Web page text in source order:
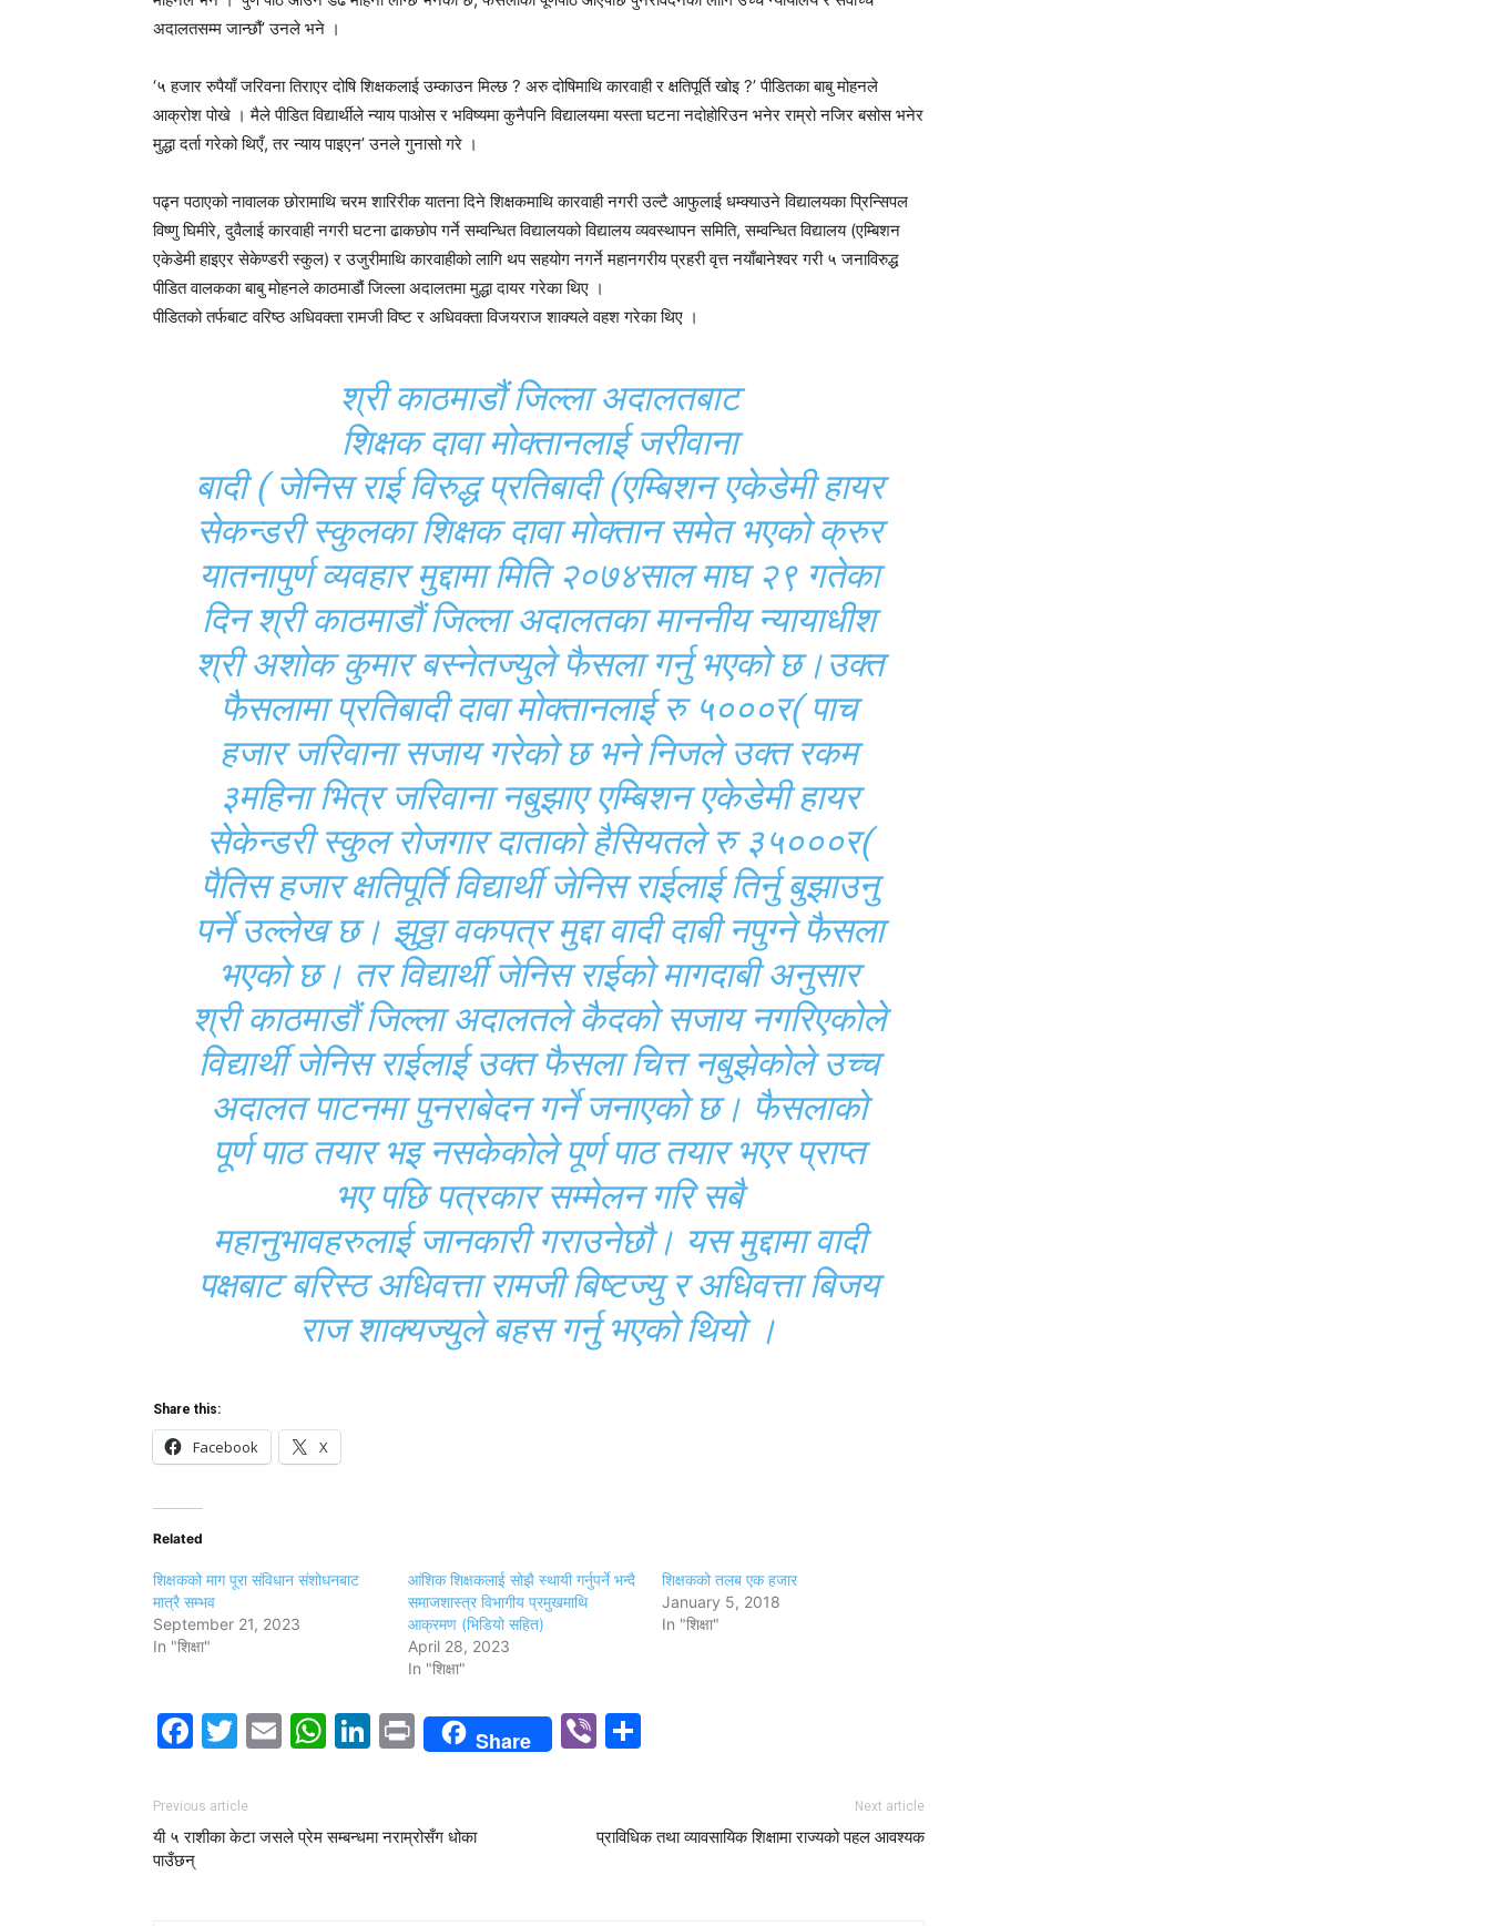
अदालतसम्म जान्छौं’ उनले भने ।
‘५ हजार रुपैयाँ जरिवना तिराएर दोषि शिक्षकलाई उम्काउन मिल्छ ? अरु दोषिमाथि कारवाही र क्षतिपूर्ति खोइ ?’ पीडितका बाबु मोहनले
आक्रोश पोखे । मैले पीडित विद्यार्थीले न्याय पाओस र भविष्यमा कुनैपनि विद्यालयमा यस्ता घटना नदोहोरिउन भनेर राम्रो नजिर बसोस भनेर
मुद्धा दर्ता गरेको थिएँ, तर न्याय पाइएन’ उनले गुनासो गरे ।
पढ्न पठाएको नावालक छोरामाथि चरम शारिरीक यातना दिने शिक्षकमाथि कारवाही नगरी उल्टै आफुलाई धम्क्याउने विद्यालयका प्रिन्सिपल
विष्णु घिमीरे, दुवैलाई कारवाही नगरी घटना ढाकछोप गर्ने सम्वन्धित विद्यालयको विद्यालय व्यवस्थापन समिति, सम्वन्धित विद्यालय (एम्बिशन
एकेडेमी हाइएर सेकेण्डरी स्कुल) र उजुरीमाथि कारवाहीको लागि थप सहयोग नगर्ने महानगरीय प्रहरी वृत्त नयाँबानेश्वर गरी ५ जनाविरुद्ध
पीडित वालकका बाबु मोहनले काठमाडौं जिल्ला अदालतमा मुद्धा दायर गरेका थिए ।
पीडितको तर्फबाट वरिष्ठ अधिवक्ता रामजी विष्ट र अधिवक्ता विजयराज शाक्यले वहश गरेका थिए ।
श्री काठमाडौं जिल्ला अदालतबाट
शिक्षक दावा मोक्तानलाई जरीवाना
बादी ( जेनिस राई विरुद्ध प्रतिबादी (एम्बिशन एकेडेमी हायर
सेकन्डरी स्कुलका शिक्षक दावा मोक्तान समेत भएको क्रुर
यातनापुर्ण व्यवहार मुद्दामा मिति २०७४साल माघ २९ गतेका
दिन श्री काठमाडौं जिल्ला अदालतका माननीय न्यायाधीश
श्री अशोक कुमार बस्नेतज्युले फैसला गर्नु भएको छ।उक्त
फैसलामा प्रतिबादी दावा मोक्तानलाई रु ५०००र( पाच
हजार जरिवाना सजाय गरेको छ भने निजले उक्त रकम
३महिना भित्र जरिवाना नबुझाए एम्बिशन एकेडेमी हायर
सेकेन्डरी स्कुल रोजगार दाताको हैसियतले रु ३५०००र(
पैतिस हजार क्षतिपूर्ति विद्यार्थी जेनिस राईलाई तिर्नु बुझाउनु
पर्ने उल्लेख छ। झुठ्ठा वकपत्र मुद्दा वादी दाबी नपुग्ने फैसला
भएको छ। तर विद्यार्थी जेनिस राईको मागदाबी अनुसार
श्री काठमाडौं जिल्ला अदालतले कैदको सजाय नगरिएकोले
विद्यार्थी जेनिस राईलाई उक्त फैसला चित्त नबुझेकोले उच्च
अदालत पाटनमा पुनराबेदन गर्ने जनाएको छ। फैसलाको
पूर्ण पाठ तयार भइ नसकेकोले पूर्ण पाठ तयार भएर प्राप्त
भए पछि पत्रकार सम्मेलन गरि सबै
महानुभावहरुलाई जानकारी गराउनेछौ। यस मुद्दामा वादी
पक्षबाट बरिस्ठ अधिवत्ता रामजी बिष्टज्यु र अधिवत्ता बिजय
राज शाक्यज्युले बहस गर्नु भएको थियो ।
Share this:
Facebook X
Related
शिक्षकको माग पूरा संविधान संशोधनबाट
मात्रै सम्भव
September 21, 2023
In "शिक्षा"
आंशिक शिक्षकलाई सोझै स्थायी गर्नुपर्ने भन्दै
समाजशास्त्र विभागीय प्रमुखमाथि
आक्रमण (भिडियो सहित)
April 28, 2023
In "शिक्षा"
शिक्षकको तलब एक हजार
January 5, 2018
In "शिक्षा"
Facebook
Twitter
EmailWhatsApp
LinkedIn
PrintShare Viber
Previous article
यी ५ राशीका केटा जसले प्रेम सम्बन्धमा नराम्रोसँग धोका
पाउँछन्
Next article
प्राविधिक तथा व्यावसायिक शिक्षामा राज्यको पहल आवश्यक